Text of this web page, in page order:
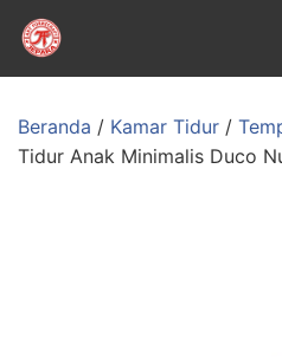
Beranda / Kamar Tidur /
Tidur Anak Minimalis Duco